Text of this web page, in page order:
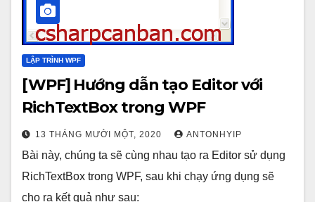
LẬP TRÌNH WPF
[WPF] Hướng dẫn tạo Editor với
RichTextBox trong WPF
13 THÁNG MƯỜI MỘT, 2020 ANTONHYIP
Bài này, chúng ta sẽ cùng nhau tạo ra Editor sử dụng
RichTextBox trong WPF, sau khi chạy ứng dụng sẽ
cho ra kết quả như sau: